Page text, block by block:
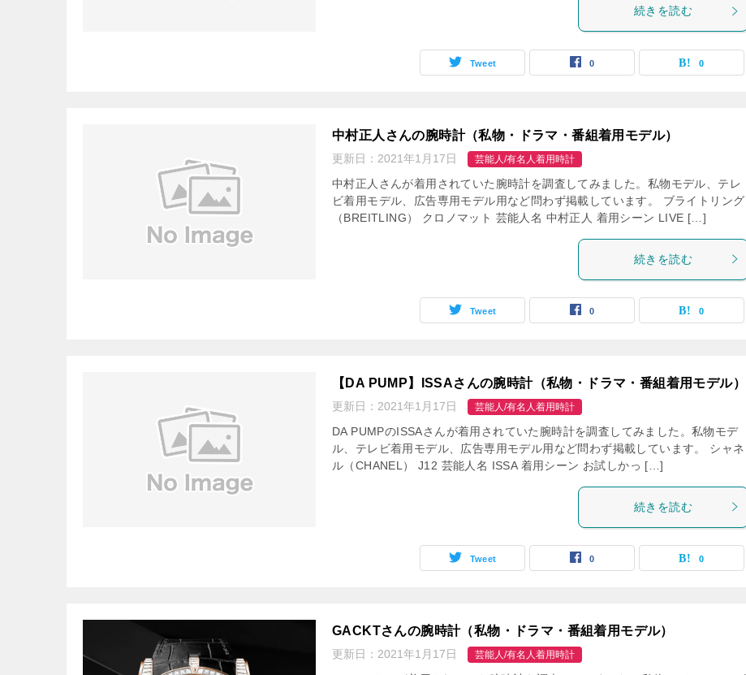
続きを読む
Tweet 0 0
中村正人さんの腕時計（私物・ドラマ・番組着用モデル）
更新日： 2021年1月17日 芸能人/有名人着用時計
中村正人さんが着用されていた腕時計を調査してみました。私物モデル、テレ
ビ着用モデル、広告専用モデル用など問わず掲載しています。 ブライトリング
（BREITLING） クロノマット 芸能人名 中村正人 着用シーン LIVE […]
続きを読む
Tweet 0 0
【DA PUMP】ISSAさんの腕時計（私物・ドラマ・番組着用モデル）
更新日： 2021年1月17日 芸能人/有名人着用時計
DA PUMPのISSAさんが着用されていた腕時計を調査してみました。私物モデ
ル、テレビ着用モデル、広告専用モデル用など問わず掲載しています。 シャネ
ル（CHANEL） J12 芸能人名 ISSA 着用シーン お試しかっ […]
続きを読む
Tweet 0 0
GACKTさんの腕時計（私物・ドラマ・番組着用モデル）
更新日： 2021年1月17日 芸能人/有名人着用時計